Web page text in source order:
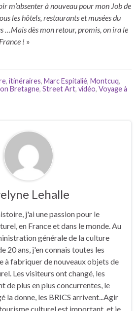
m’absenter à nouveau pour mon Job de
les hôtels, restaurants et musées du
…Mais dès mon retour, promis, on ira le
! »
, itinéraires, Marc Espitalié, Montcuq,
Bretagne, Street Art, vidéo, Voyage à
Lehalle
j'ai une passion pour le
en France et dans le monde. Au
générale de la culture
20 ans, j'en connais toutes les
à fabriquer de nouveaux objets de
Les visiteurs ont changé, les
de plus en plus concurrentes, le
la donne, les BRICS arrivent...Agir
culturel est important, et je